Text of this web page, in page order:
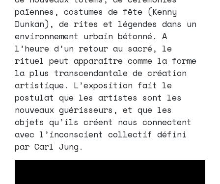
païennes, costumes de fête (Kenny
Dunkan), de rites et légendes dans un
environnement urbain bétonné. A
l’heure d’un retour au sacré, le
rituel peut apparaître comme la forme
la plus transcendantale de création
artistique. L’exposition fait le
postulat que les artistes sont les
nouveaux guérisseurs, et que les
objets qu’ils créent nous connectent
avec l’inconscient collectif défini
par Carl Jung.